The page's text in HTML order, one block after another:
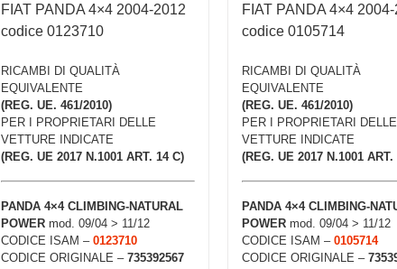
FIAT PANDA 4×4 2004-2012
codice 0123710
RICAMBI DI QUALITÀ
EQUIVALENTE
(REG. UE. 461/2010)
PER I PROPRIETARI DELLE
VETTURE INDICATE
(REG. UE 2017 N.1001 ART. 14 C)
PANDA 4×4 CLIMBING-NATURAL
POWER mod. 09/04 > 11/12
CODICE ISAM – 0123710
CODICE ORIGINALE – 735392567
FIAT PANDA 4×4
codice 0105714
RICAMBI DI QUALITÀ
EQUIVALENTE
(REG. UE. 461/2010)
PER I PROPRIETARI DELLE
VETTURE INDICATE
(REG. UE 2017 N.1001 ART.
PANDA 4×4 CLIMBING-
POWERmod. 09/04 > 11/12
CODICE ISAM – 0105714
CODICE ORIGINALE –